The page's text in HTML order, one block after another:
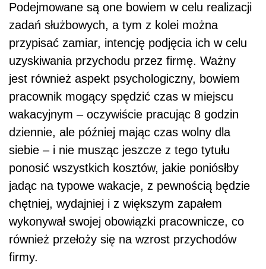
Podejmowane są one bowiem w celu realizacji
zadań służbowych, a tym z kolei można
przypisać zamiar, intencję podjęcia ich w celu
uzyskiwania przychodu przez firmę. Ważny
jest również aspekt psychologiczny, bowiem
pracownik mogący spędzić czas w miejscu
wakacyjnym – oczywiście pracując 8 godzin
dziennie, ale później mając czas wolny dla
siebie – i nie musząc jeszcze z tego tytułu
ponosić wszystkich kosztów, jakie poniósłby
jadąc na typowe wakacje, z pewnością będzie
chętniej, wydajniej i z większym zapałem
wykonywał swojej obowiązki pracownicze, co
również przełoży się na wzrost przychodów
firmy.